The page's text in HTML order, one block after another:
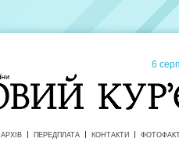
6
АРХІВ ПЕРЕДПЛАТА КОНТАКТИ